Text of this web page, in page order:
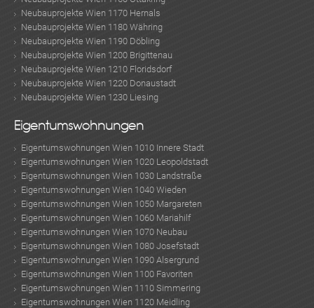
Neubauprojekte Wien 1170 Hernals
Neubauprojekte Wien 1180 Währing
Neubauprojekte Wien 1190 Döbling
Neubauprojekte Wien 1200 Brigittenau
Neubauprojekte Wien 1210 Floridsdorf
Neubauprojekte Wien 1220 Donaustadt
Neubauprojekte Wien 1230 Liesing
Eigentumswohnungen
Eigentumswohnungen Wien 1010 Innere Stadt
Eigentumswohnungen Wien 1020 Leopoldstadt
Eigentumswohnungen Wien 1030 Landstraße
Eigentumswohnungen Wien 1040 Wieden
Eigentumswohnungen Wien 1050 Margareten
Eigentumswohnungen Wien 1060 Mariahilf
Eigentumswohnungen Wien 1070 Neubau
Eigentumswohnungen Wien 1080 Josefstadt
Eigentumswohnungen Wien 1090 Alsergrund
Eigentumswohnungen Wien 1100 Favoriten
Eigentumswohnungen Wien 1110 Simmering
Eigentumswohnungen Wien 1120 Meidling